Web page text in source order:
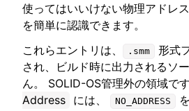
使ってはいいけない物理アドレ
を簡単に認識できます。
これらエントリは、
.smm
形式
され、ビルド時に出力されるソ
ん。 SOLID-OS管理外の領域で
Address には、 NO_ADDRESS